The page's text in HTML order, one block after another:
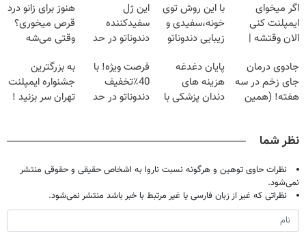
اگر میخوای
ایمپلنت کنی
الان وقتشه |
میلیون تومان!!!
با این روش توی
خونه،سفیدی و
زیبایی دندوناتو
(40%off)
این ژل
سفیدکننده
دندوناتو در حد
میکنه
(40%تخفیف)
هنوز برای زانو درد
قرص میخوری؟
وقتی می‌شه
درمانش کرد؟؟؟؟
جادوی درمان
جای زخم در سه
هفته! (همین
پایان دغدغه
هزینه های
دندان پزشکی با
فرصت ویژه! با
40٪تخفیف
دندوناتو در حد
به بزرگترین
جشنواره ایمپلنت
تهران سر بزنید !
نظر شما
نظرات حاوی توهین و هرگونه نسبت ناروا به اشخاص حقیقی و حقوقی منتشر
نمی‌شود.
نظراتی که غیر از زبان فارسی یا غیر مرتبط با خبر باشد منتشر نمی‌شود.